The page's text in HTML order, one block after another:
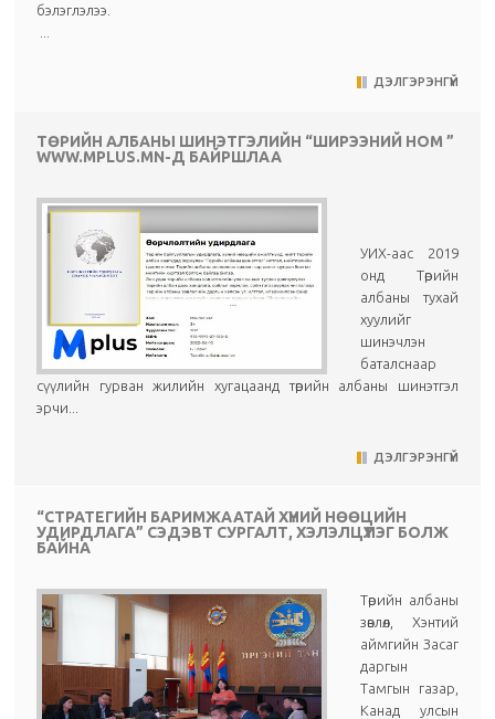
бэлэглэлээ.
ДЭЛГЭРЭНГҮЙ
ТӨРИЙН АЛБАНЫ ШИНЭТГЭЛИЙН “ШИРЭЭНИЙ НОМ ”
WWW.MPLUS.MN-Д БАЙРШЛАА
УИХ-аас 2019
онд Төрийн
албаны тухай
хуулийг
шинэчлэн
баталснаар
сүүлийн гурван жилийн хугацаанд төрийн албаны шинэтгэл
эрчи...
ДЭЛГЭРЭНГҮЙ
“СТРАТЕГИЙН БАРИМЖААТАЙ ХҮНИЙ НӨӨЦИЙН
УДИРДЛАГА” СЭДЭВТ СУРГАЛТ, ХЭЛЭЛЦҮҮЛЭГ БОЛЖ
БАЙНА
Төрийн албаны
зөвлөл, Хэнтий
аймгийн Засаг
даргын
Тамгын газар,
Канад улсын